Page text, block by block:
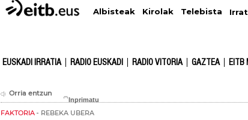
Albisteak Kirolak Telebista
EUSKADI IRRATIA RADIO EUSKADI RADIO VITORIA GAZTEA EITB
Orria entzun
FAKTORIA REBEKA UBERA